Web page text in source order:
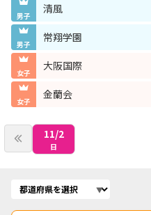
男子
清風
男子
常翔学園
女子
大阪国際
女子
金蘭会
11/2
日